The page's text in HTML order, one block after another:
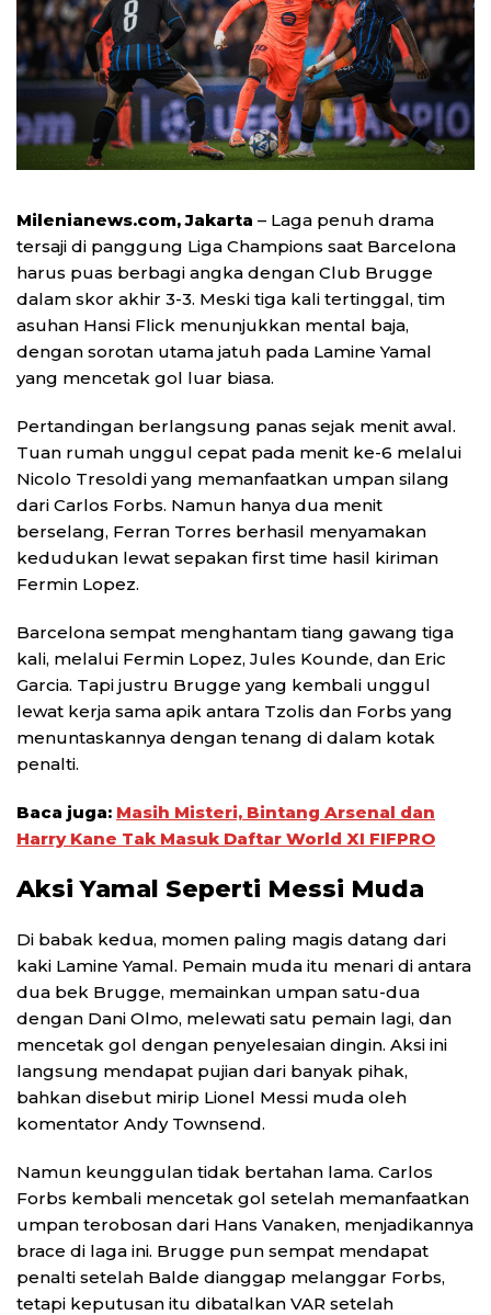
Milenianews.com, Jakarta – Laga penuh drama
tersaji di panggung Liga Champions saat Barcelona
harus puas berbagi angka dengan Club Brugge
dalam skor akhir 3-3. Meski tiga kali tertinggal, tim
asuhan Hansi Flick menunjukkan mental baja,
dengan sorotan utama jatuh pada Lamine Yamal
yang mencetak gol luar biasa.
Pertandingan berlangsung panas sejak menit awal.
Tuan rumah unggul cepat pada menit ke-6 melalui
Nicolo Tresoldi yang memanfaatkan umpan silang
dari Carlos Forbs. Namun hanya dua menit
berselang, Ferran Torres berhasil menyamakan
kedudukan lewat sepakan first time hasil kiriman
Fermin Lopez.
Barcelona sempat menghantam tiang gawang tiga
kali, melalui Fermin Lopez, Jules Kounde, dan Eric
Garcia. Tapi justru Brugge yang kembali unggul
lewat kerja sama apik antara Tzolis dan Forbs yang
menuntaskannya dengan tenang di dalam kotak
penalti.
Baca juga: Masih Misteri, Bintang Arsenal dan
Harry Kane Tak Masuk Daftar World XI FIFPRO
Aksi Yamal Seperti Messi Muda
Di babak kedua, momen paling magis datang dari
kaki Lamine Yamal. Pemain muda itu menari di antara
dua bek Brugge, memainkan umpan satu-dua
dengan Dani Olmo, melewati satu pemain lagi, dan
mencetak gol dengan penyelesaian dingin. Aksi ini
langsung mendapat pujian dari banyak pihak,
bahkan disebut mirip Lionel Messi muda oleh
komentator Andy Townsend.
Namun keunggulan tidak bertahan lama. Carlos
Forbs kembali mencetak gol setelah memanfaatkan
umpan terobosan dari Hans Vanaken, menjadikannya
brace di laga ini. Brugge pun sempat mendapat
penalti setelah Balde dianggap melanggar Forbs,
tetapi keputusan itu dibatalkan VAR setelah